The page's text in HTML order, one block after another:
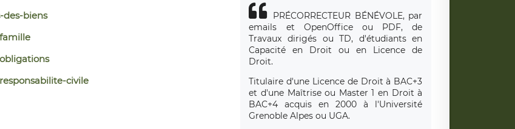
biens
civile
PRÉCORRECTEUR BÉNÉVOLE, par
emails et OpenOffice ou PDF, de
Travaux dirigés ou TD, d'étudiants en
Capacité en Droit ou en Licence de
Droit.
Titulaire d'une Licence de Droit à BAC+3
et d'une Maîtrise ou Master 1 en Droit à
BAC+4 acquis en 2000 à l'Université
Grenoble Alpes ou UGA.